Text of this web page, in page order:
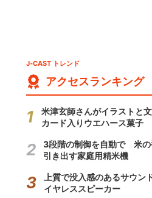
J-CAST トレンド
アクセスランキング
米津玄師さんがイラストと
カード入りウエハース菓子
3段階の制御を自動で 米の
引き出す家庭用精米機
上質で没入感のあるサウ
イヤレススピーカー